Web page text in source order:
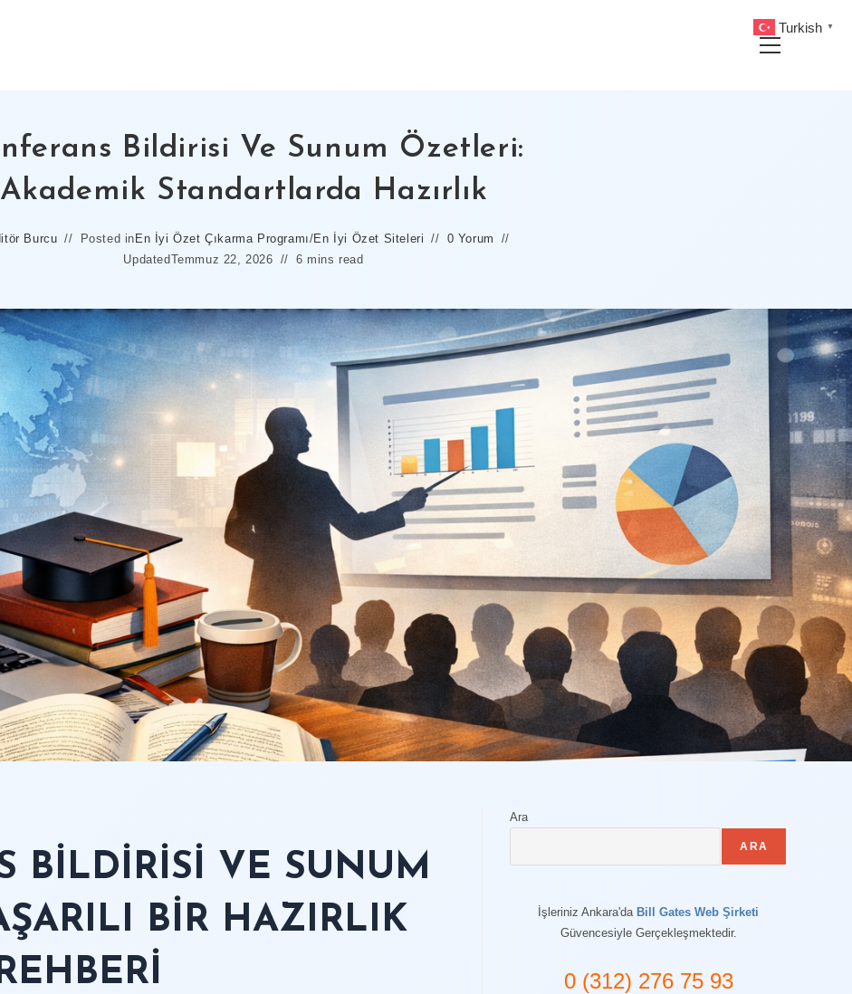
Main
Bildirisi Ve Sunum Özetleri:
Akademik Standartlarda Hazırlık
Burcu Posted in En İyi Özet Çıkarma Programı/En İyi Özet Siteleri
0 Yorum
UpdatedTemmuz 22, 2026 6 mins read
BİLDİRİSİ VE SUNUM
BİR HAZIRLIK
Ara
ARA
İşleriniz Ankara'da Bill Gates Web Şirketi
Güvencesiyle Gerçekleşmektedir.
0 (312) 276 75 93
Turkish ▼